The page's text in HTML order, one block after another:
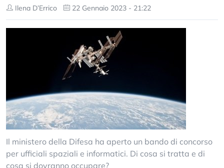
Ilena D’Errico 22 Gennaio 2023 - 21:22
Il ministero della Difesa ha aperto un bando di concorso
per ufficiali spaziali e informatici. Di cosa si tratta e di
cosa si dovranno occupare?